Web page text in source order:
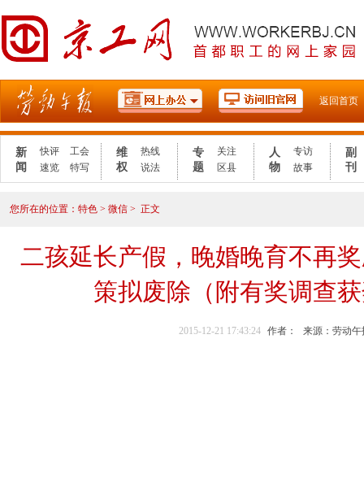
2021年度劳动午
返回首页
新
闻
快评
工会
速览
特写
维
权
热线
说法
专
题
关注
区县
人
物
专访
故事
副
刊
您所在的位置： 特色 > 微信 > 正文
二孩延长产假，晚婚晚育不再
策拟废除（附有奖调查
2015-12-21 17:43:24 作者： 来源：劳动午